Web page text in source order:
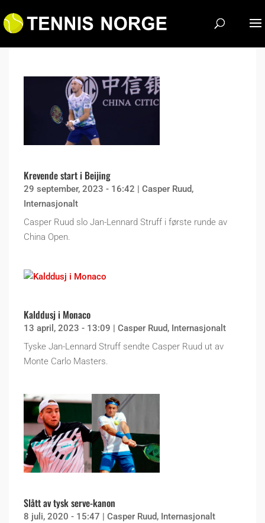
Krevende start i Beijing
29 september, 2023 - 16:42 | Casper Ruud,
Internasjonalt
Casper Ruud slo Jan-Lennard Struff i første runde av
China Open.
Kalddusj i Monaco
13 april, 2023 - 13:09 | Casper Ruud, Internasjonalt
Tyske Jan-Lennard Struff sendte Casper Ruud ut av
Monte Carlo Masters.
Slått av tysk serve-kanon
8 juli, 2020 - 15:47 | Casper Ruud, Internasjonalt